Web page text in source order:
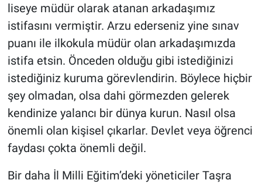
liseye müdür olarak atanan arkadaşımız
istifasını vermiştir. Arzu ederseniz yine sınav
puanı ile ilkokula müdür olan arkadaşımızda
istifa etsin. Önceden olduğu gibi istediğinizi
istediğiniz kuruma görevlendirin. Böylece hiçbir
şey olmadan, olsa dahi görmezden gelerek
kendinize yalancı bir dünya kurun. Nasıl olsa
önemli olan kişisel çıkarlar. Devlet veya öğrenci
faydası çokta önemli değil.
Bir daha İl Milli Eğitim’deki yöneticiler Taşra